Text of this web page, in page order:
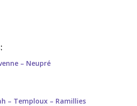
– Neupré
– Temploux – Ramillies